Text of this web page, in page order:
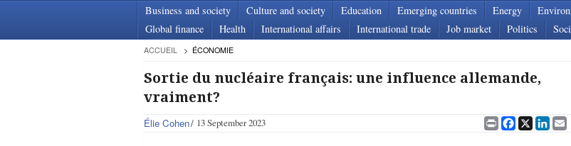
Business and society Culture and society Education Emerging countries Energy
Global finance
Health International affairs International trade Job market Politics
ACCUEIL ÉCONOMIE
Sortie du nucléaire français: une influence allemande,
vraiment?
Élie Cohen 13 September 2023 PrintFacebook
X